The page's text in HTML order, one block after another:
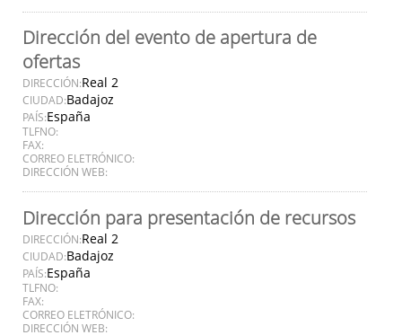
Dirección del evento de apertura de
ofertas
DIRECCIÓN:Real 2
CIUDAD:Badajoz
PAÍS:España
TLFNO:
FAX:
CORREO ELETRÓNICO:
DIRECCIÓN WEB:
Dirección para presentación de recursos
DIRECCIÓN:Real 2
CIUDAD:Badajoz
PAÍS:España
TLFNO:
FAX:
CORREO ELETRÓNICO:
DIRECCIÓN WEB: